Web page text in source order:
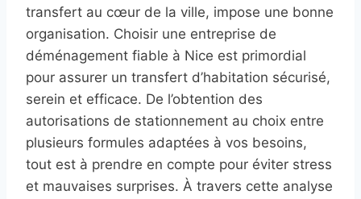
transfert au cœur de la ville, impose une bonne
organisation. Choisir une entreprise de
déménagement fiable à Nice est primordial
pour assurer un transfert d’habitation sécurisé,
serein et efficace. De l’obtention des
autorisations de stationnement au choix entre
plusieurs formules adaptées à vos besoins,
tout est à prendre en compte pour éviter stress
et mauvaises surprises. À travers cette analyse